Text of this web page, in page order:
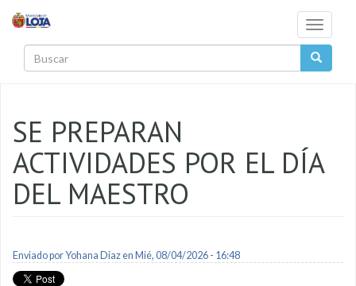
Toggle
SE PREPARAN
ACTIVIDADES POR EL DÍA
DEL MAESTRO
Enviado porYohana Diazen Mié, 08/04/2026 - 16:48